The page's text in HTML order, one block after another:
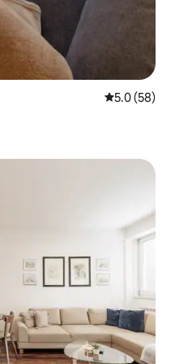
Ukadiriaji
5.0 (58)